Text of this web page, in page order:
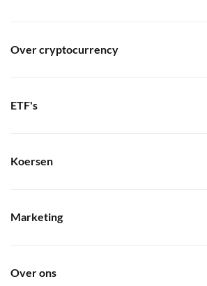
Over cryptocurrency
ETF's
Koersen
Marketing
Over ons